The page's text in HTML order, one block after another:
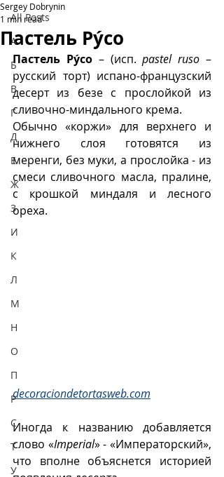
All Posts
А
Б
В
Г
Д
Е
Ж
З
И
К
Л
М
Н
О
П
Р
С
Т
У
Пастель Рýсо
Sergey Dobrynin
1 min read
Пастель Рýсо – (исп. pastel ruso –
русский торт) испано-французский
десерт из безе с прослойкой из
сливочно-миндального крема.
Обычно «коржи» для верхнего и
нижнего слоя готовятся из
меренги, без муки, а прослойка - из
смеси сливочного масла, пралине,
с крошкой миндаля и лесного
ореха.
decoraciondetortasweb.com
Иногда к названию добавляется
слово «Imperial» - «Императорский»,
что вполне объяснется историей